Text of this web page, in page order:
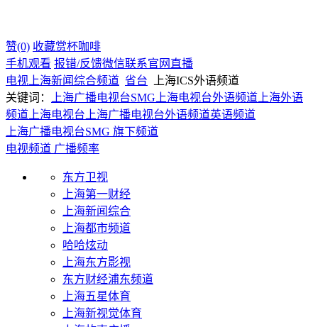
赞(0) 收藏赏杯咖啡
手机观看 报错/反馈微信联系官网直播
电视 上海新闻综合频道 省台
上海ICS外语频道
关键词：
上海广播电视台SMG 上海电视台外语频道 上海外语
频道 上海电视台 上海广播电视台外语频道英语频道
上海广播电视台SMG 旗下频道
电视频道 广播频率
东方卫视
上海第一财经
上海新闻综合
上海都市频道
哈哈炫动
上海东方影视
东方财经浦东频道
上海五星体育
上海新视觉体育